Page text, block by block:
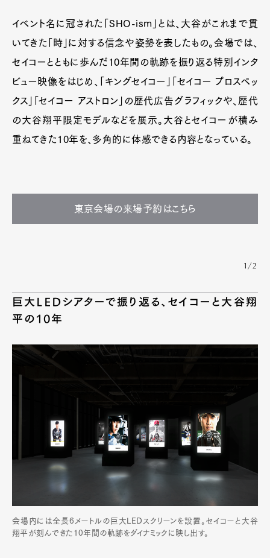
イベント名に冠された「SHO-ism」とは、大谷がこれまで貫
いてきた「時」に対する信念や姿勢を表したもの。会場では、
セイコーとともに歩んだ10年間の軌跡を振り返る特別インタ
ビュー映像をはじめ、「キングセイコー」「セイコー プロスペッ
クス」「セイコー アストロン」の歴代広告グラフィックや、歴代
の大谷翔平限定モデルなどを展示。大谷とセイコーが積み
重ねてきた10年を、多角的に体感できる内容となっている。
東京会場の来場予約はこちら
1/2
巨大LEDシアターで振り返る、セイコーと大谷翔
平の10年
会場内には全長6メートルの巨大LEDスクリーンを設置。セイコーと大谷
翔平が刻んできた10年間の軌跡をダイナミックに映し出す。